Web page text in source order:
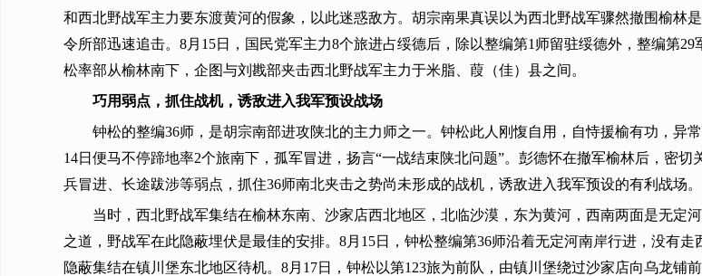
和西北野战军主力要东渡黄河的假象，以此迷惑敌方。胡宗南果真误以为西北野战军骤然撤围榆林
令所部迅速追击。8月15日，国民党军主力8个旅进占绥德后，除以整编第1师留驻绥德外，整编第
松率部从榆林南下，企图与刘戡部夹击西北野战军主力于米脂、葭（佳）县之间。
巧用弱点，抓住战机，诱敌进入我军预设战场
钟松的整编36师，是胡宗南部进攻陕北的主力师之一。钟松此人刚愎自用，自恃援榆有功，异
14日便马不停蹄地率2个旅南下，孤军冒进，扬言“一战结束陕北问题”。彭德怀在撤军榆林后，密
兵冒进、长途跋涉等弱点，抓住36师南北夹击之势尚未形成的战机，诱敌进入我军预设的有利战场。
当时，西北野战军集结在榆林东南、沙家店西北地区，北临沙漠，东为黄河，西南两面是无定
之道，野战军在此隐蔽埋伏是最佳的安排。8月15日，钟松整编第36师沿着无定河南岸行进，没有
隐蔽集结在镇川堡东北地区待机。8月17日，钟松以第123旅为前队，由镇川堡绕过沙家店向乌龙铺